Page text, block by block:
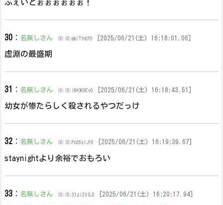
ふぇいとぉぉぉぉぉぉ！
30 ： 名無しさん ID:ID:mb/TYnSf0 [2025/06/21(土) 16:18:01.06]
虚淵の最盛期
31 ： 名無しさん ID:ID:IN+OK8Ey0 [2025/06/21(土) 16:18:43.51]
幼女が惨たらしく殺されるやつだっけ
32 ： 名無しさん ID:ID:Fn36xlJ10 [2025/06/21(土) 16:19:39.67]
staynightより余裕でおもろい
33 ： 名無しさん ID:ID:31zi2VlL0 [2025/06/21(土) 16:20:17.94]